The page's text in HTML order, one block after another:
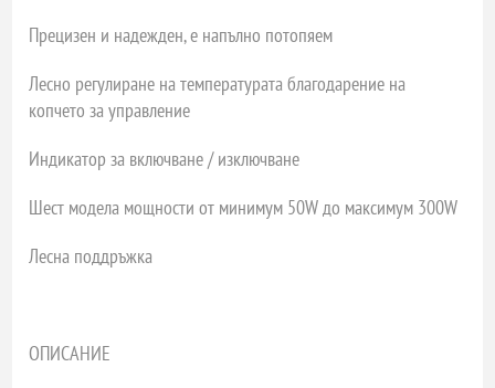
Прецизен и надежден, е напълно потопяем
Лесно регулиране на температурата благодарение на
копчето за управление
Индикатор за включване / изключване
Шест модела мощности от минимум 50W до максимум 300W
Лесна поддръжка
ОПИСАНИЕ